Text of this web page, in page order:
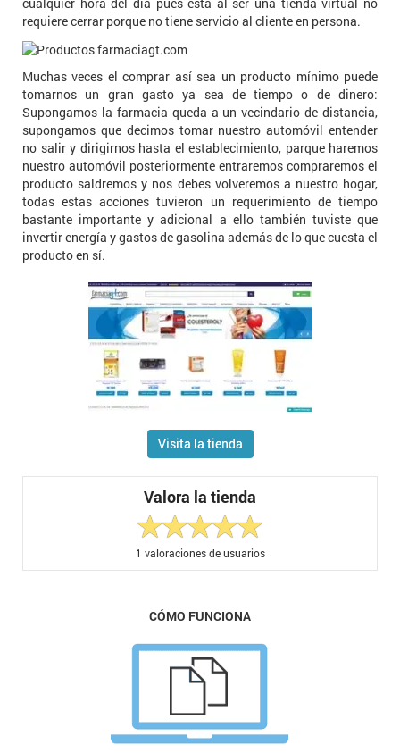
requiere cerrar porque no tiene servicio al cliente en persona.
Muchas veces el comprar así sea un producto mínimo puede
tomarnos un gran gasto ya sea de tiempo o de dinero:
Supongamos la farmacia queda a un vecindario de distancia,
supongamos que decimos tomar nuestro automóvil entender
no salir y dirigirnos hasta el establecimiento, parque haremos
nuestro automóvil posteriormente entraremos compraremos el
producto saldremos y nos debes volveremos a nuestro hogar,
todas estas acciones tuvieron un requerimiento de tiempo
bastante importante y adicional a ello también tuviste que
invertir energía y gastos de gasolina además de lo que cuesta el
producto en sí.
Visita la tienda
Valora la tienda
1 valoraciones de usuarios
CÓMO FUNCIONA